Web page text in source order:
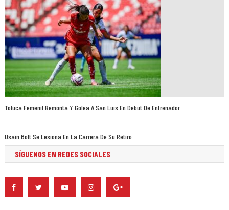
Toluca Femenil Remonta Y Golea A San Luis En Debut De Entrenador
Usain Bolt Se Lesiona En La Carrera De Su Retiro
SÍGUENOS EN REDES SOCIALES